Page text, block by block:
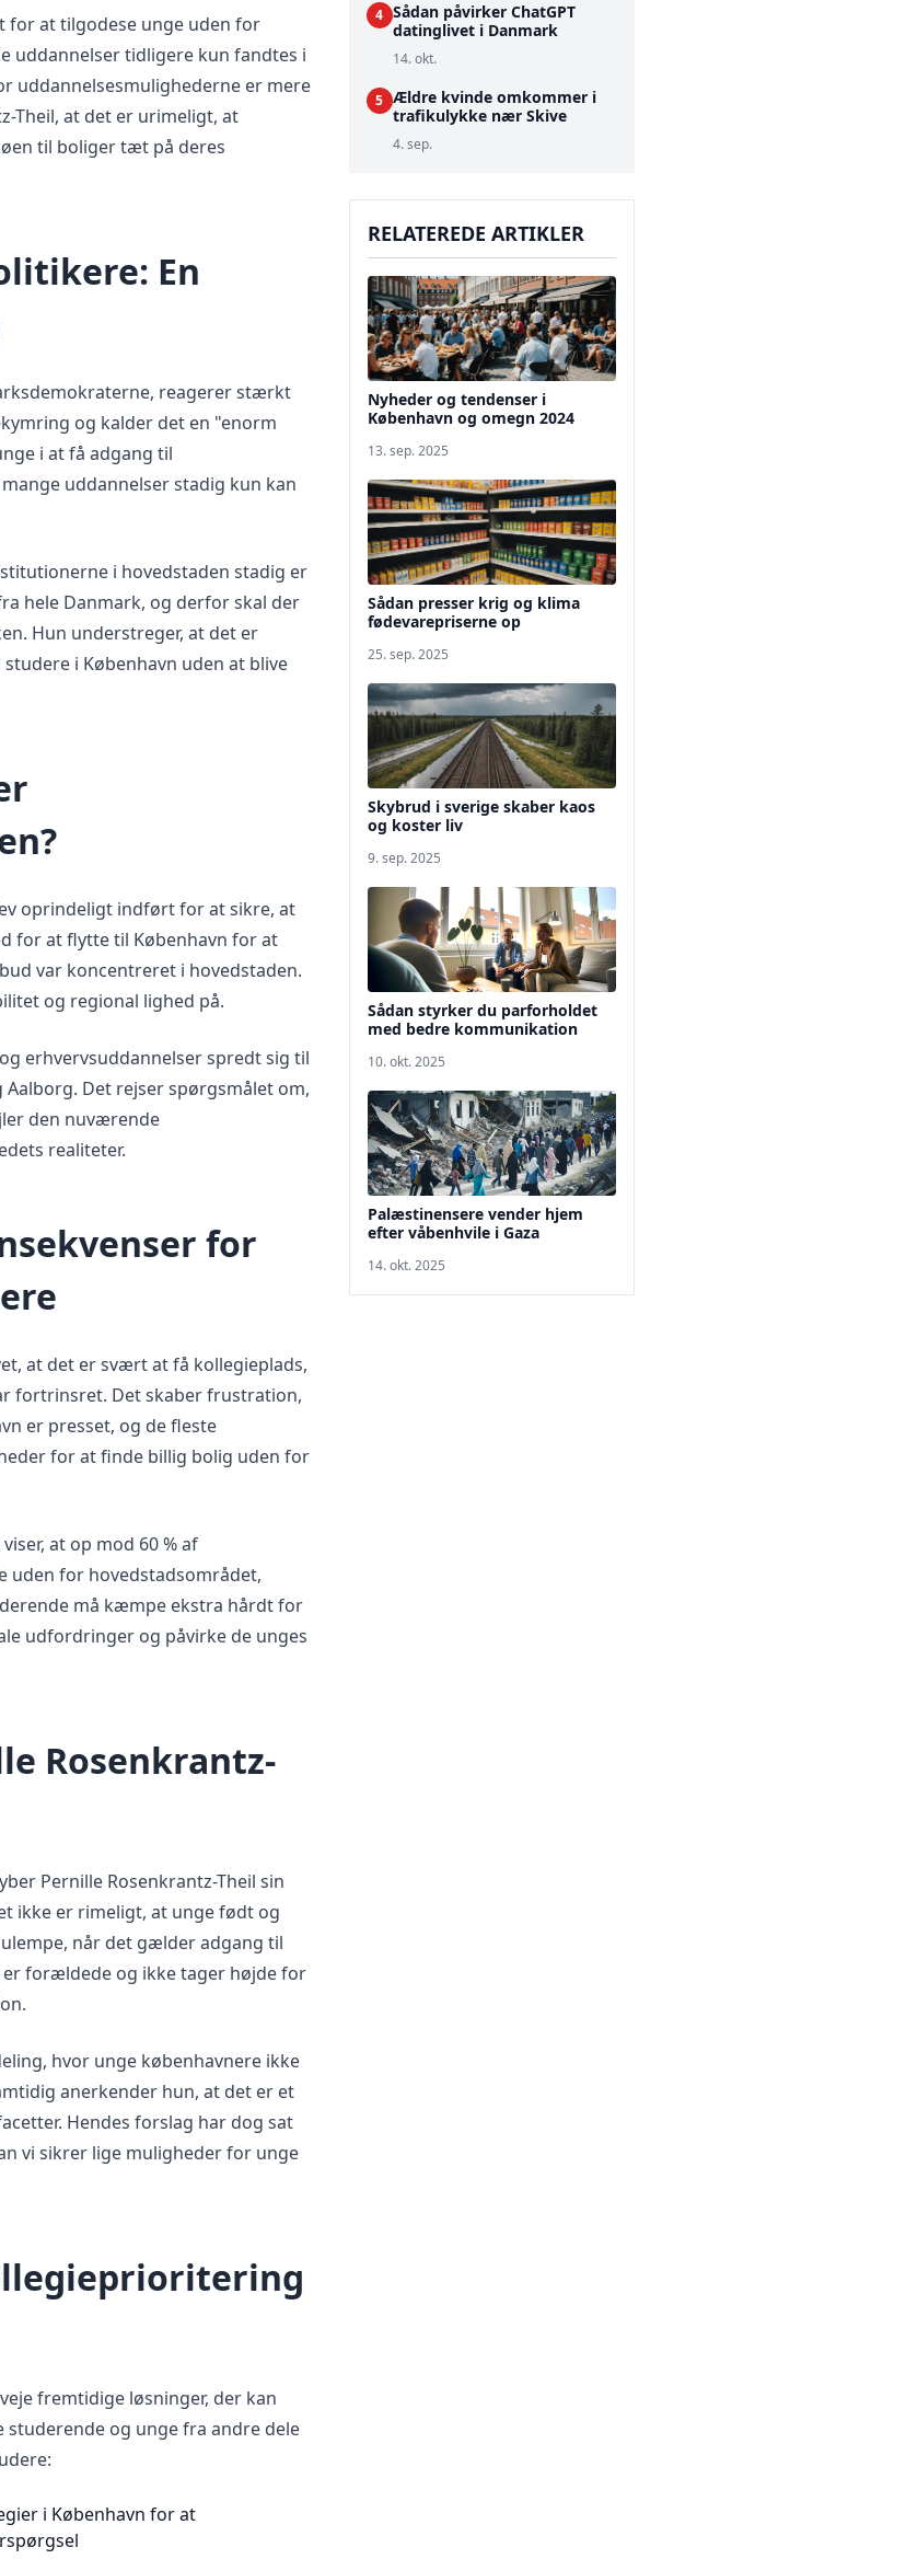
at tilgodese unge uden for
uddannelser tidligere kun fandtes i
uddannelsesmulighederne er mere
Theil, at det er urimeligt, at
til boliger tæt på deres
En
reagerer stærkt
og kalder det en "enorm
i at få adgang til
uddannelser stadig kun kan
i hovedstaden stadig er
hele Danmark, og derfor skal der
Hun understreger, at det er
i København uden at blive
oprindeligt indført for at sikre, at
for at flytte til København for at
var koncentreret i hovedstaden.
og regional lighed på.
erhvervsuddannelser spredt sig til
Det rejser spørgsmålet om,
den nuværende
realiteter.
for
at det er svært at få kollegieplads,
fortrinsret. Det skaber frustration,
er presset, og de fleste
for at finde billig bolig uden for
at op mod 60 % af
uden for hovedstadsområdet,
må kæmpe ekstra hårdt for
udfordringer og påvirke de unges
Rosenkrantz-
Pernille Rosenkrantz-Theil sin
ikke er rimeligt, at unge født og
når det gælder adgang til
er forældede og ikke tager højde for
hvor unge københavnere ikke
anerkender hun, at det er et
Hendes forslag har dog sat
vi sikrer lige muligheder for unge
fremtidige løsninger, der kan
studerende og unge fra andre dele
i København for at
4 Sådan påvirker ChatGPT
datinglivet i Danmark
14. okt.
5 Ældre kvinde omkommer i
trafikulykke nær Skive
4. sep.
RELATEREDE ARTIKLER
Nyheder og tendenser i
København og omegn 2024
13. sep. 2025
Sådan presser krig og klima
fødevarepriserne op
25. sep. 2025
Skybrud i sverige skaber kaos
og koster liv
9. sep. 2025
Sådan styrker du parforholdet
med bedre kommunikation
10. okt. 2025
Palæstinensere vender hjem
efter våbenhvile i Gaza
14. okt. 2025